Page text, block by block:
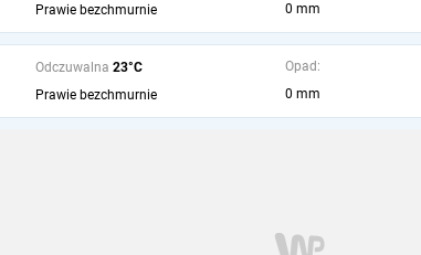
Prawie bezchmurnie
0 mm
Odczuwalna 23°C
Prawie bezchmurnie
Opad:
0 mm